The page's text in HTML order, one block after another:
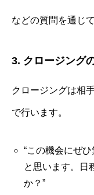
などの質問を通じ
3. クロージング
クロージングは相
で行います。
“この機会にぜ
と思います。日
か？”